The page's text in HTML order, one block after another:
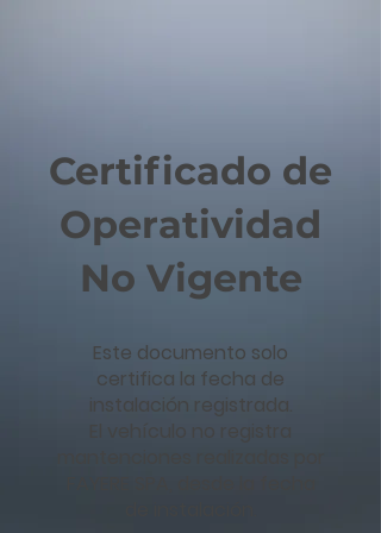
Certificado de
Operatividad
No Vigente
Este documento solo
certifica la fecha de
instalación registrada.
El vehículo no registra